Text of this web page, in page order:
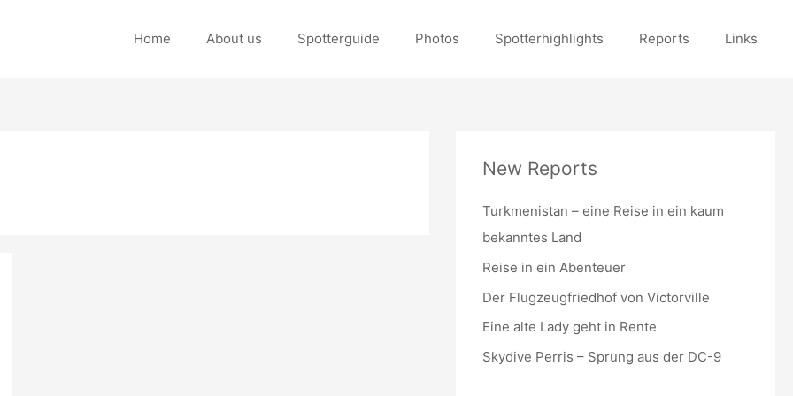
Home About us Spotterguide Photos Spotterhighlights Reports Links
New Reports
Turkmenistan – eine Reise in ein kaum
bekanntes Land
Reise in ein Abenteuer
Der Flugzeugfriedhof von Victorville
Eine alte Lady geht in Rente
Skydive Perris – Sprung aus der DC-9